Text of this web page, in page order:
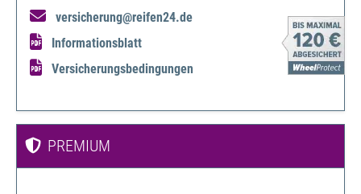
versicherung@reifen24.de
Informationsblatt
Versicherungsbedingungen
PREMIUM